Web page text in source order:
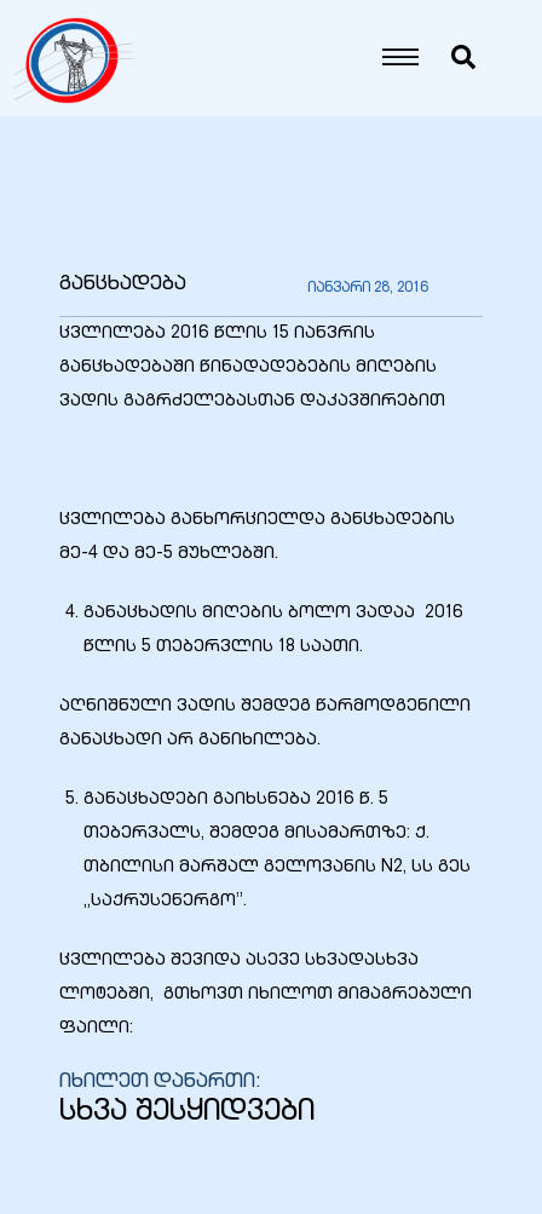
განცხადება იანვარი 28, 2016
ცვლილება 2016 წლის 15 იანვრის
განცხადებაში წინადადებების მიღების
ვადის გაგრძელებასთან დაკავშირებით
ცვლილება განხორციელდა განცხადების
მე-4 და მე-5 მუხლებში.
განაცხადის მიღების ბოლო ვადაა 2016
წლის 5 თებერვლის 18 საათი.
აღნიშნული ვადის შემდეგ წარმოდგენილი
განაცხადი არ განიხილება.
განაცხადები გაიხსნება 2016 წ. 5
თებერვალს, შემდეგ მისამართზე: ქ.
თბილისი მარშალ გელოვანის N2, სს გეს
„საქრუსენერგო”.
ცვლილება შევიდა ასევე სხვადასხვა
ლოტებში, გთხოვთ იხილოთ მიმაგრებული
ფაილი:
იხილეთ დანართი:
სხვა შესყიდვები